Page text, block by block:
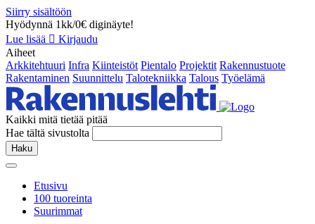
Siirry sisältöön
Hyödynnä 1kk/0€ diginäyte!
Lue lisää
Kirjaudu
Aiheet
Arkkitehtuuri Infra Kiinteistöt Pientalo Projektit Rakennustuote
Rakentaminen Suunnittelu Talotekniikka Talous Työelämä
Kaikki mitä tietää pitää
Hae tältä sivustolta
Haku
Etusivu
100 tuoreinta
Suurimmat